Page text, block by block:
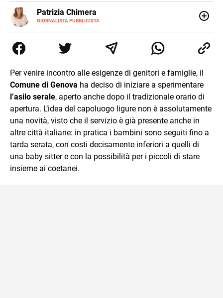
Patrizia Chimera
GIORNALISTA PUBBLICISTA
E-
MAIL
LINKEDIN
collaborato con grandi gruppi editoriali e agenzie di
comunicazione specializzandosi nella scrittura di articoli
Per venire incontro alle esigenze di genitori e famiglie, il
Comune di Genova ha deciso di iniziare a sperimentare
l’asilo serale, aperto anche dopo il tradizionale orario di
apertura. L’idea del capoluogo ligure non è assolutamente
una novità, visto che il servizio è già presente anche in
altre città italiane: in pratica i bambini sono seguiti fino a
tarda serata, con costi decisamente inferiori a quelli di
una baby sitter e con la possibilità per i piccoli di stare
insieme ai coetanei.